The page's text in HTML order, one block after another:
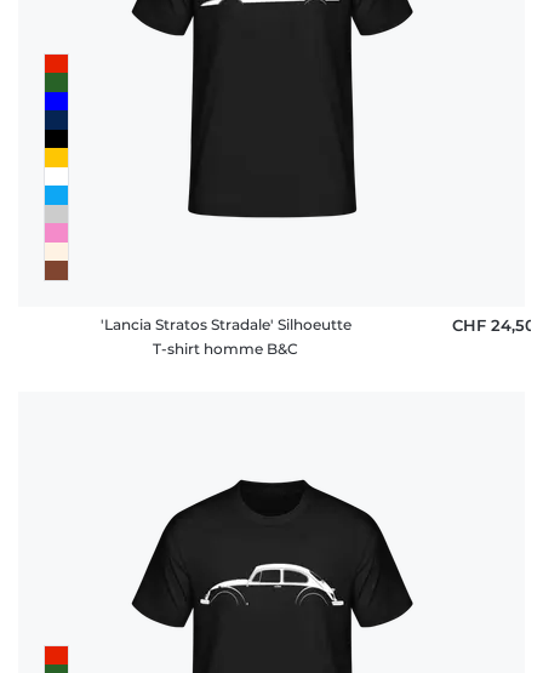
'Lancia Stratos Stradale' Silhoeutte
T-shirt homme B&C
CHF 24,50